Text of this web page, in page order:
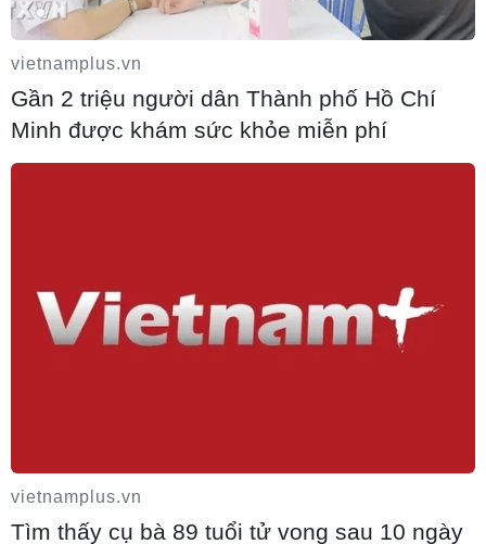
Bỉ tìm ra hướng đi mới trong điều trị ung
Nga thoái vốn nhà nước khỏi Sân bay
vietnamplus.vn
Gần 2 triệu người dân Thành phố Hồ Chí
Minh được khám sức khỏe miễn phí
vietnamplus.vn
Tìm thấy cụ bà 89 tuổi tử vong sau 10 ngày